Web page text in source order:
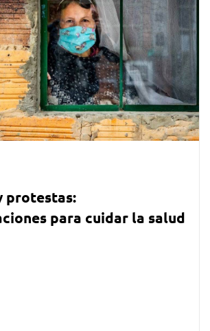
protestas:
para cuidar la salud